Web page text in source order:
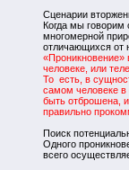
Сценарии
Когда мы говорим
многомерной
отличающихся от
«Проникновение»
человеке, или
То есть, в
самом человеке в
быть отброшена,
правильно
Поиск
Одного
всего